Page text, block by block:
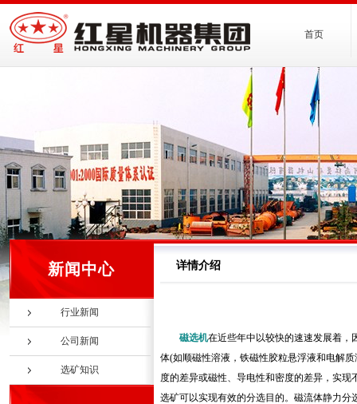
首页
新闻中心
行业新闻
公司新闻
选矿知识
详情介绍
磁选机在近些年中以较快的速速发展着，
体(如顺磁性溶液，铁磁性胶粒悬浮液和电解
度的差异或磁性、导电性和密度的差异，实
选矿可以实现有效的分选目的。磁流体静力